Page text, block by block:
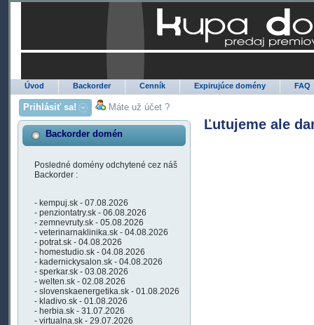
Úvod Backorder Cenník Expirujúce domény FAQ
Prihlásiť sa! Máte už účet ?
Backorder domén
Posledné domény odchytené cez náš
Backorder :
- kempuj.sk - 07.08.2026
- penziontatry.sk - 06.08.2026
- zemnevruty.sk - 05.08.2026
- veterinarnaklinika.sk - 04.08.2026
- potrat.sk - 04.08.2026
- homestudio.sk - 04.08.2026
- kadernickysalon.sk - 04.08.2026
- sperkar.sk - 03.08.2026
- welten.sk - 02.08.2026
- slovenskaenergetika.sk - 01.08.2026
- kladivo.sk - 01.08.2026
- herbia.sk - 31.07.2026
- virtualna.sk - 29.07.2026
Ľutujeme ale